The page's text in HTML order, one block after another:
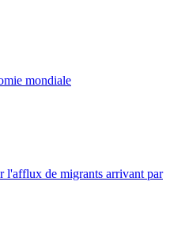
mondiale
l'afflux de migrants arrivant par